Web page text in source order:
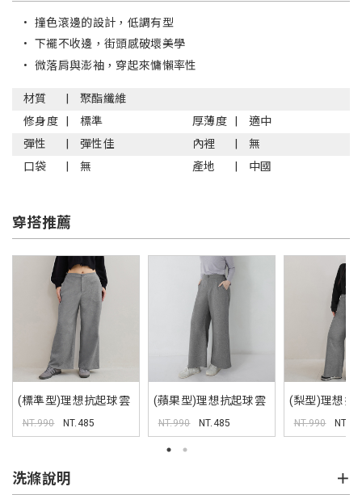
• 撞色滾邊的設計，低調有型
• 下襬不收邊，街頭感破壞美學
• 微落肩與澎袖，穿起來慵懶率性
材質
聚酯纖維
修身度
標準 厚薄度
適中
彈性
彈性佳 內裡
無
口袋
無 產地 中國
穿搭推薦
(標準型)理想抗起球雲
朵棉長褲
NT.990 NT.485
(蘋果型)理想抗起球雲
朵棉長褲
NT.990 NT.485
(梨型)理想抗
棉長褲
NT.990
洗滌說明